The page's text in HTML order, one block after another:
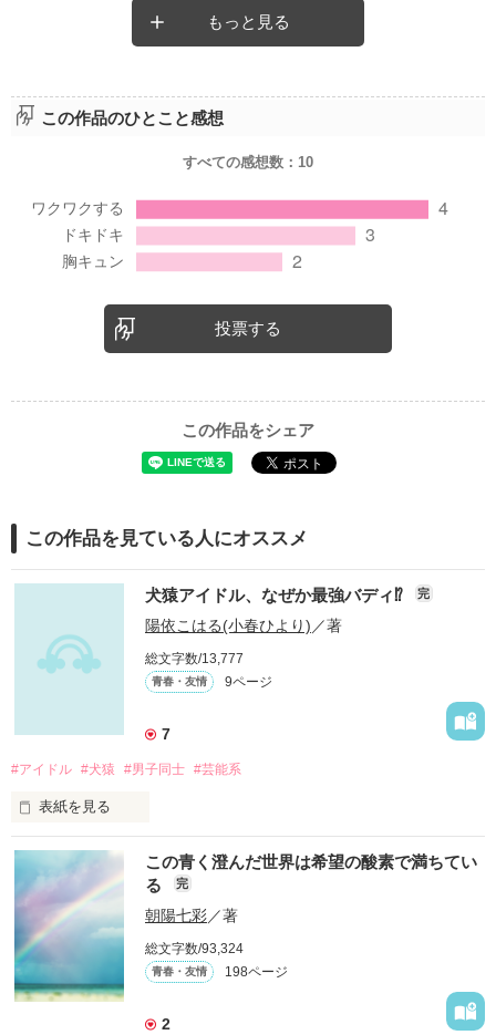
もっと見る
この作品のひとこと感想
すべての感想数： 10
投票する
この作品をシェア
この作品を見ている人にオススメ
犬猿アイドル、なぜか最強バディ⁉︎ 完
陽依こはる(小春ひより)／著
総文字数/13,777
青春・友情 9ページ
7
#アイドル #犬猿 #男子同士 #芸能系
表紙を見る
この2人が最強‼ベストバディ短編コンテスト
最終審査進出✨
作品を読む
この青く澄んだ世界は希望の酸素で満ちてい
る
完
朝陽七彩／著
総文字数/93,324
青春・友情 198ページ
2